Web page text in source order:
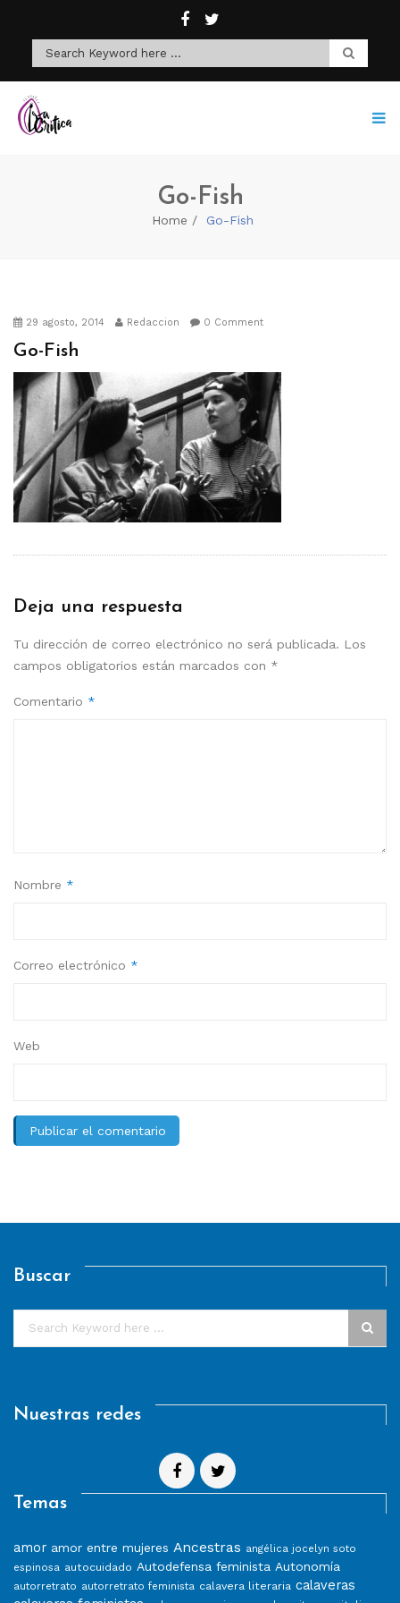
Go-Fish
Home Go-Fish
29 agosto, 2014 Redaccion 0 Comment
Go-Fish
Deja una respuesta
Tu dirección de correo electrónico no será publicada. Los
campos obligatorios están marcados con *
Comentario *
Nombre *
Correo electrónico *
Web
Buscar
Nuestras redes
Temas
amor amor entre mujeres Ancestras angélica jocelyn soto
espinosa autocuidado Autodefensa feminista Autonomía
autorretrato autorretrato feminista calavera literaria calaveras